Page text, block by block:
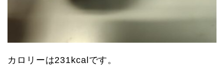
カロリーは231kcalです。